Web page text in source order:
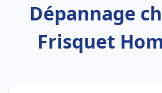
Dépannage
Frisquet